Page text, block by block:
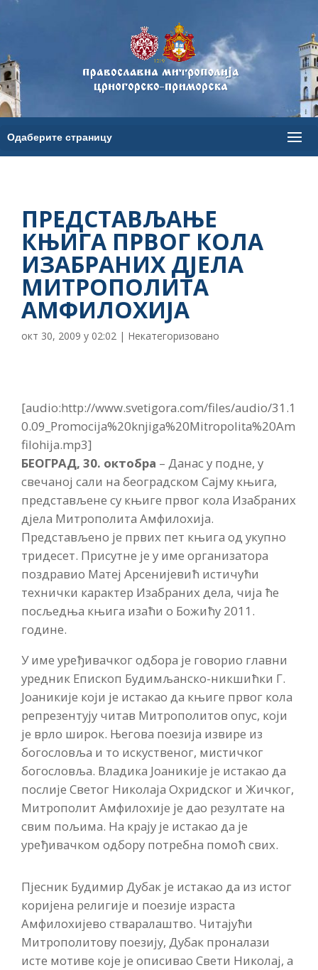
ПРЕДСТАВЉАЊЕ
КЊИГА ПРВОГ КОЛА
ИЗАБРАНИХ ДЈЕЛА
МИТРОПОЛИТА
АМФИЛОХИЈА
окт 30, 2009 у 02:02 | Некатегоризовано
[audio:http://www.svetigora.com/files/audio/31.1
0.09_Promocija%20knjiga%20Mitropolita%20Am
filohija.mp3]
БЕОГРАД, 30. октобра – Данас у подне, у
свечаној сали на београдском Сајму књига,
представљене су књиге првог кола Изабраних
дјела Митрополита Амфилохија.
Представљено је првих пет књига од укупно
тридесет. Присутне је у име организатора
поздравио Матеј Арсенијевић истичући
технички карактер Изабраних дела, чија ће
посљедња књига изаћи о Божићу 2011.
године.
У име уређивачког одбора је говорио главни
уредник Епископ Будимљанско-никшићки Г.
Јоаникије који је истакао да књиге првог кола
репрезентују читав Митрополитов опус, који
је врло широк. Његова поезија извире из
богословља и то искуственог, мистичког
богословља. Владика Јоаникије је истакао да
послије Светог Николаја Охридског и Жичког,
Митрополит Амфилохије је дао резултате на
свим пољима. На крају је истакао да је
уређивачком одбору потребна помоћ свих.
Пјесник Будимир Дубак је истакао да из истог
коријена религије и поезије израста
Амфилохијево стваралаштво. Читајући
Митрополитову поезију, Дубак проналази
исте мотиве које је описивао Свети Николај, а